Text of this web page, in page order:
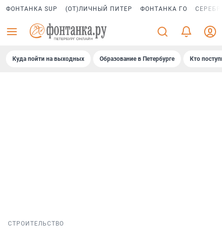
ФОНТАНКА SUP (ОТ)ЛИЧНЫЙ ПИТЕР ФОНТАНКА ГО
Куда пойти на выходных Образование в Петербурге Кто
СТРОИТЕЛЬСТВО